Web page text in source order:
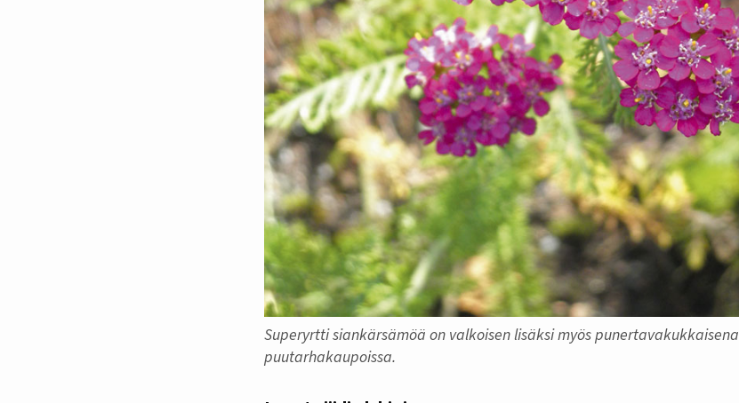
Superyrtti siankärsämöä on valkoisen lisäksi myös
puutarhakaupoissa.